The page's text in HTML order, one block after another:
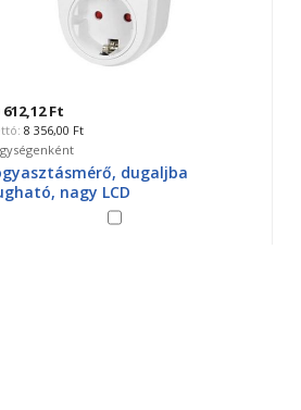
Ft
8 356,00 Ft
dugaljba
nagy LCD
312612